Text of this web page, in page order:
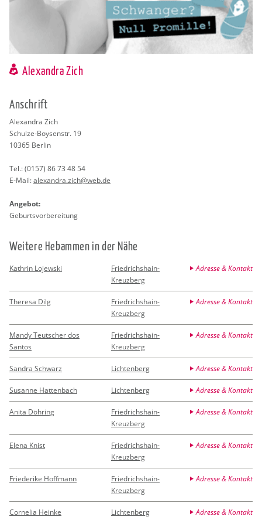
Alexandra Zich
An­schrift
Alex­an­dra Zich
Schul­ze-Boy­sen­str. 19
10365 Ber­lin
Tel.:(0157) 86 73 48 54
E-Mail:alex­an­dra.​zich@​web.​de
An­ge­bot:
Ge­burts­vor­be­rei­tung
Wei­te­re Heb­am­men in der Nähe
Kathrin Lojewski
Friedrichshain-
Kreuzberg
Adresse & Kontakt
Theresa Dilg
Friedrichshain-
Kreuzberg
Adresse & Kontakt
Mandy Teutscher dos
Santos
Friedrichshain-
Kreuzberg
Adresse & Kontakt
Sandra Schwarz Lichtenberg Adresse & Kontakt
Susanne Hattenbach Lichtenberg Adresse & Kontakt
Anita Döhring
Friedrichshain-
Kreuzberg
Adresse & Kontakt
Elena Knist
Friedrichshain-
Kreuzberg
Adresse & Kontakt
Friederike Hoffmann
Friedrichshain-
Kreuzberg
Adresse & Kontakt
Cornelia Heinke Lichtenberg Adresse & Kontakt